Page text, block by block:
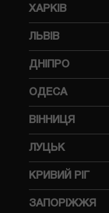
вулиця Івана
ХАРКІВ
вулиця
ЛЬВІВ
вулиця
ДНІПРО
просп. Богдана
ОДЕСА
вулиця
ВІННИЦЯ
вулиця Бучми, 233
ЛУЦЬК
КРИВИЙ РІГ
вулиця
ЗАПОРІЖЖЯ